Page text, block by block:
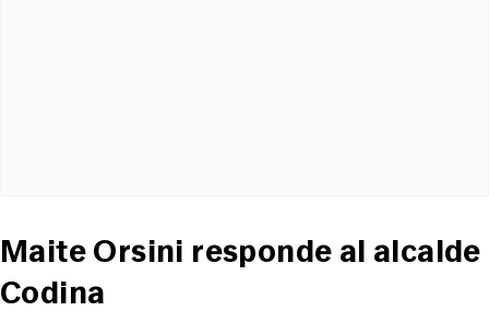
Maite Orsini responde al alcalde
Codina